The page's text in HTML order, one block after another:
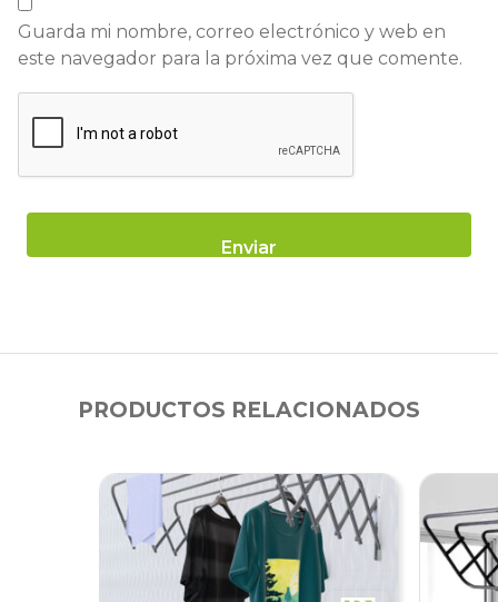
Guarda mi nombre, correo electrónico y web en
este navegador para la próxima vez que comente.
PRODUCTOS RELACIONADOS